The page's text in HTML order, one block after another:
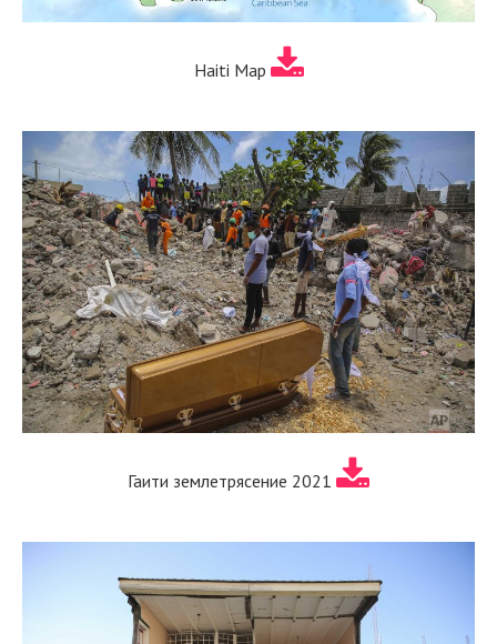
Haiti Map
Гаити землетрясение 2021